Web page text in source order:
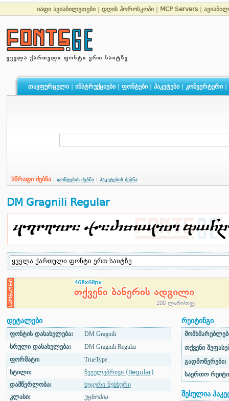
იაფი ავიაბილეთები დღის ჰოროსკოპი MCP Servers
თავფურცელი| ინსტრუქციები| ფონტები| პაკეტები| კონვერტერი|
სწრაფი ძებნა ფონტების ძებნა პაკეტების ძებნა
DM Gragnili Regular
დეტალები
ფონტის დასახელება:
DM Gragnili
სრული დასახელება:
DM Gragnili Regular
ფორმატი:
TrueType
სტილი:
ჩვეულებრივი (Regular)
დამწერლობა:
ხუცური ნუსხური
კლასი:
უცნობია
რეიტინგი
თქვენი
გადმოწერები:
საერთო
შესულია